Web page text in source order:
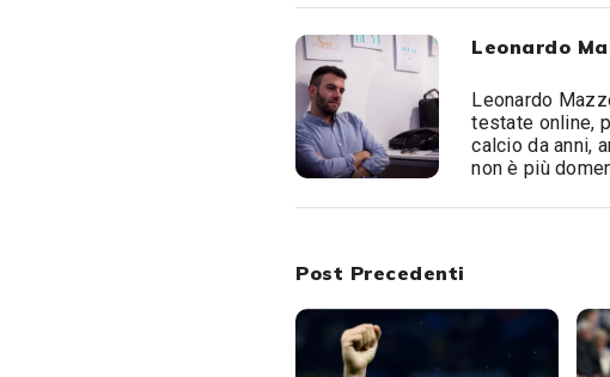
Leonardo
Leonardo
testate online,
calcio da anni,
non è più
Post Precedenti